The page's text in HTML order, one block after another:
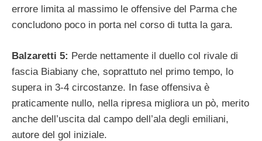
errore limita al massimo le offensive del Parma che
concludono poco in porta nel corso di tutta la gara.
Balzaretti 5: Perde nettamente il duello col rivale di
fascia Biabiany che, soprattuto nel primo tempo, lo
supera in 3-4 circostanze. In fase offensiva è
praticamente nullo, nella ripresa migliora un pò, merito
anche dell’uscita dal campo dell’ala degli emiliani,
autore del gol iniziale.